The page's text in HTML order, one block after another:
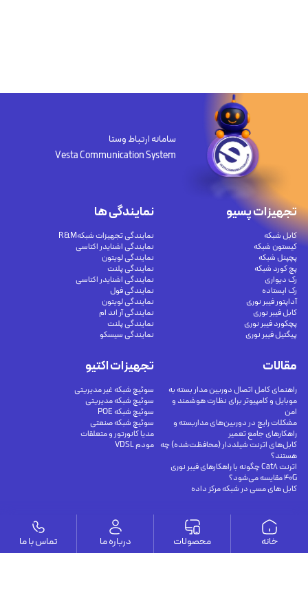
سامانه ارتباط وستا
Vesta Communication System
وستا
ارتباط با ما
درباره ما
تجهیزات پسیو
کابل شبکه
کیستون شبکه
پچپنل شبکه
پچ کورد شبکه
رک دیواری
رک ایستاده
آداپتور فیبر نوری
کابل فیبر نوری
پچکورد فیبر نوری
پیگتیل فیبر نوری
تجهیزات اکتیو
سوئیچ شبکه غیر مدیریتی
سوئیچ شبکه مدیریتی
سوئیچ شبکه POE
سوئیچ شبکه صنعتی
مدیا کانورتور و متعلقات
مودم VDSL
نمایندگی ها
نمایندگی تجهیزات شبکهR&M
نمایندگی اشنایدر اکتاسی
نمایندگی لویتون
نمایندگی پلنت
نمایندگی اشنایدر اکتاسی
نمایندگی فول
نمایندگی لویتون
نمایندگی آر اند ام
نمایندگی پلنت
نمایندگی سیسکو
مقالات
راهنمای کامل اتصال دوربین مدار بسته به
موبایل و کامپیوتر برای نظارت هوشمند و
امن
مشکلات رایج در دوربین‌های مداربسته و
راهکارهای جامع تعمیر
کابل‌های اترنت شیلددار (محافظت‌شده) چه
هستند؟
اترنت Cat8 چگونه با راهکارهای فیبر نوری
40G مقایسه می‌شود؟
کابل های مسی در شبکه مرکز داده
خانه محصولات درباره ما تماس با ما